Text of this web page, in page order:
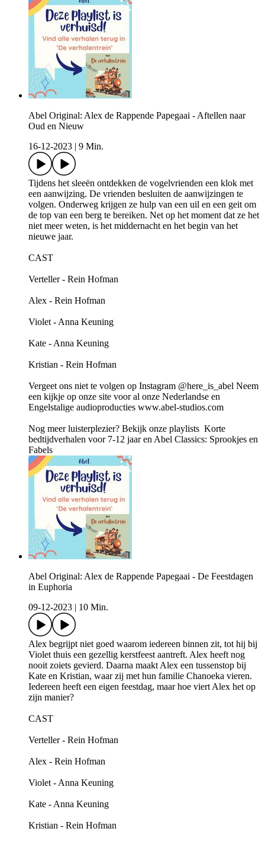
Abel Original: Alex de Rappende Papegaai - Aftellen naar
Oud en Nieuw
16-12-2023
9 Min.
Tijdens het sleeën ontdekken de vogelvrienden een klok met
een aanwijzing. De vrienden besluiten de aanwijzingen te
volgen. Onderweg krijgen ze hulp van een uil en een geit om
de top van een berg te bereiken. Net op het moment dat ze het
niet meer weten, is het middernacht en het begin van het
nieuwe jaar.
CAST
Verteller - Rein Hofman
Alex - Rein Hofman
Violet - Anna Keuning
Kate - Anna Keuning
Kristian - Rein Hofman
Vergeet ons niet te volgen op Instagram @here_is_abel Neem
een kijkje op onze site voor al onze Nederlandse en
Engelstalige audioproducties ⁠www.abel-studios.com⁠
Nog meer luisterplezier? Bekijk onze playlists Korte
bedtijdverhalen voor 7-12 jaar en Abel Classics: Sprookjes en
Fabels
Abel Original: Alex de Rappende Papegaai - De Feestdagen
in Euphoria
09-12-2023
10 Min.
Alex begrijpt niet goed waarom iedereen binnen zit, tot hij bij
Violet thuis een gezellig kerstfeest aantreft. Alex heeft nog
nooit zoiets gevierd. Daarna maakt Alex een tussenstop bij
Kate en Kristian, waar zij met hun familie Chanoeka vieren.
Iedereen heeft een eigen feestdag, maar hoe viert Alex het op
zijn manier?
CAST
Verteller - Rein Hofman
Alex - Rein Hofman
Violet - Anna Keuning
Kate - Anna Keuning
Kristian - Rein Hofman